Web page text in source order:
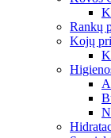
Rankų
Kojų